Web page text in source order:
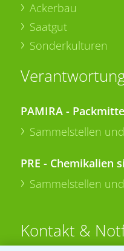
Ackerbau
Saatgut
Sonderkulturen
PAMIRA -
Sammelstellen
PRE - Chemikalien
Sammelstellen
Kontakt &